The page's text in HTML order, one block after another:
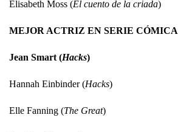
Elisabeth Moss (El cuento de la criada)
MEJOR ACTRIZ EN SERIE CÓMICA
Jean Smart (Hacks)
Hannah Einbinder (Hacks)
Elle Fanning (The Great)